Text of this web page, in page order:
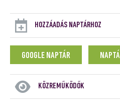
HOZZÁADÁS NAPTÁRHOZ
GOOGLE NAPTÁR
KÖZREMŰKÖDŐK